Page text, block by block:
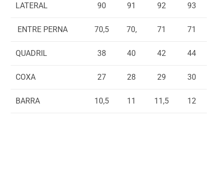
LATERAL 90 91 92 93
ENTRE PERNA 70,5 70, 71 71
QUADRIL 38 40 42 44
COXA 27 28 29 30
BARRA 10,5 11 11,5 12